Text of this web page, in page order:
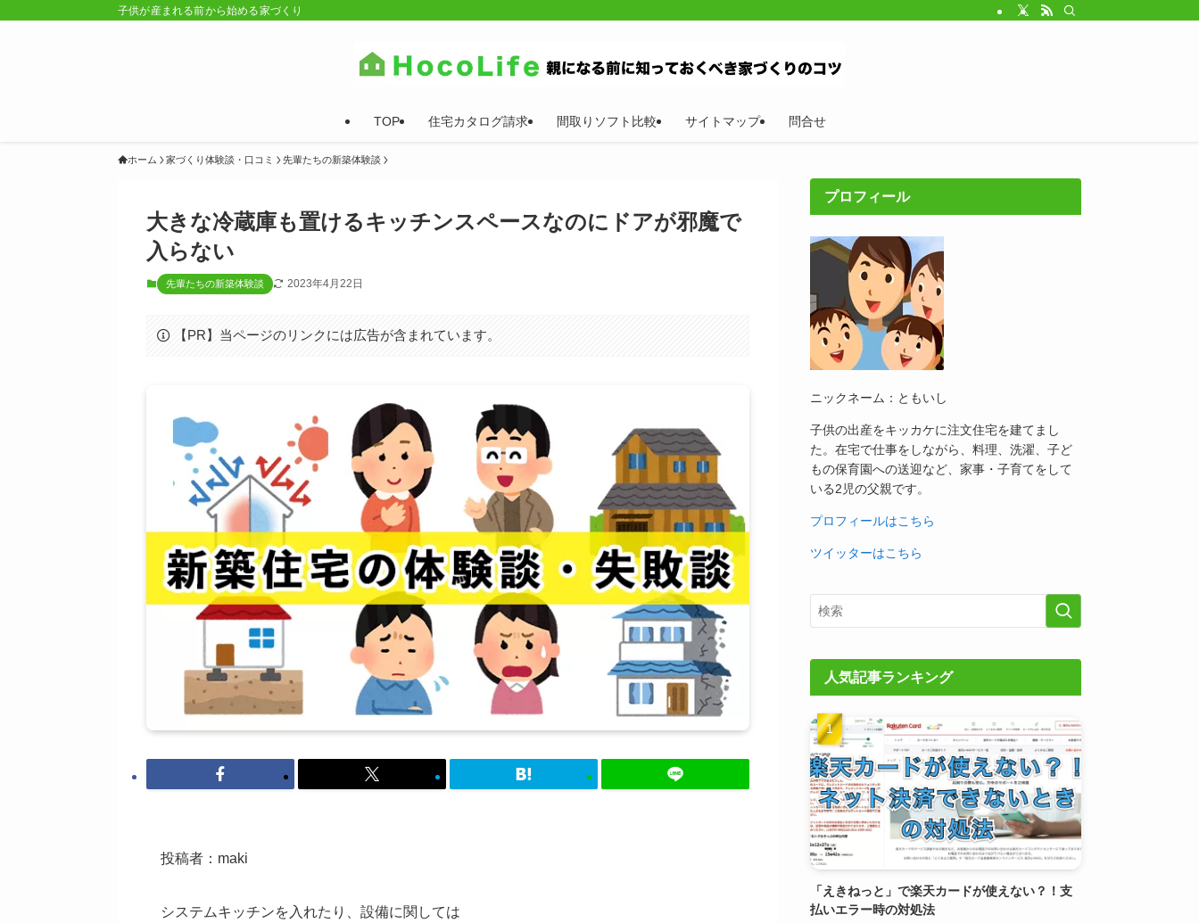
子供が産まれる前から始める家づくり
TOP 住宅カタログ請求 間取りソフト比較 サイトマップ 問合せ
ホーム 家づくり体験談・口コミ 先輩たちの新築体験談
大きな冷蔵庫も置けるキッチンスペースなのにドアが邪魔で
入らない
先輩たちの新築体験談 2023年4月22日
【PR】当ページのリンクには広告が含まれています。
投稿者：maki
システムキッチンを入れたり、設備に関しては
プロフィール
ニックネーム：ともいし
子供の出産をキッカケに注文住宅を建てまし
た。在宅で仕事をしながら、料理、洗濯、子ど
もの保育園への送迎など、家事・子育てをして
いる2児の父親です。
プロフィールはこちら
ツイッターはこちら
人気記事ランキング
「えきねっと」で楽天カードが使えない？！支
払いエラー時の対処法